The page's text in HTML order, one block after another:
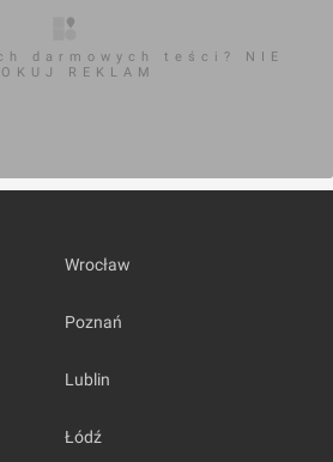
darmowych teści? NIE
REKLAM
Wrocław
Poznań
Lublin
Łódź